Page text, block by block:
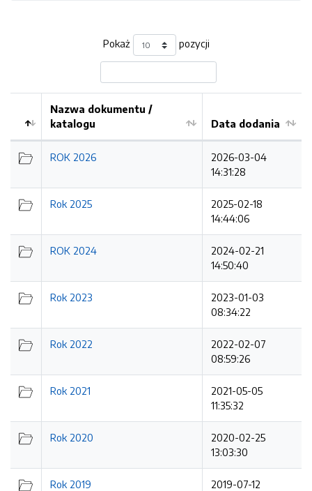
Pokaż pozycji
Kolejność
Nazwa dokumentu /
katalogu
Data dodania
ROK 2026
2026-03-04
14:31:28
Rok 2025
2025-02-18
14:44:06
ROK 2024
2024-02-21
14:50:40
Rok 2023
2023-01-03
08:34:22
Rok 2022
2022-02-07
08:59:26
Rok 2021
2021-05-05
11:35:32
Rok 2020
2020-02-25
13:03:30
Rok 2019
2019-07-12